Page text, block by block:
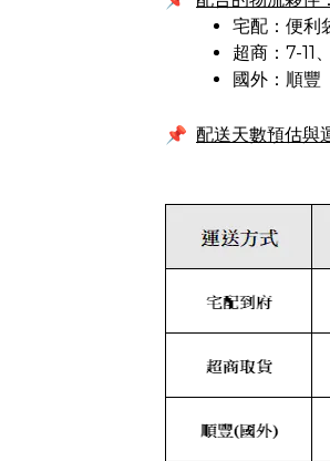
宅配：便利
超商：7-11
國外：順豐
📌 配送天數預估與